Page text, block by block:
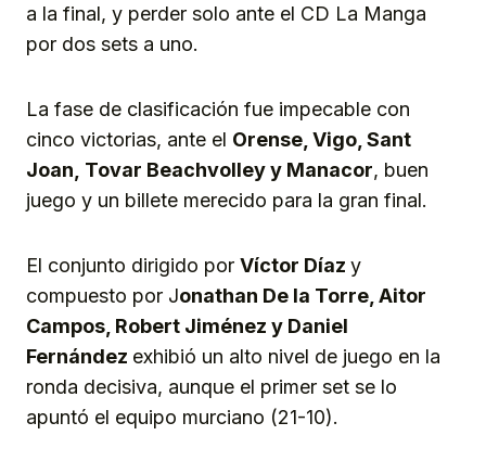
a la final, y perder solo ante el CD La Manga
por dos sets a uno.
La fase de clasificación fue impecable con
cinco victorias, ante el Orense, Vigo, Sant
Joan, Tovar Beachvolley y Manacor, buen
juego y un billete merecido para la gran final.
El conjunto dirigido por Víctor Díaz y
compuesto por Jonathan De la Torre, Aitor
Campos, Robert Jiménez y Daniel
Fernández exhibió un alto nivel de juego en la
ronda decisiva, aunque el primer set se lo
apuntó el equipo murciano (21-10).